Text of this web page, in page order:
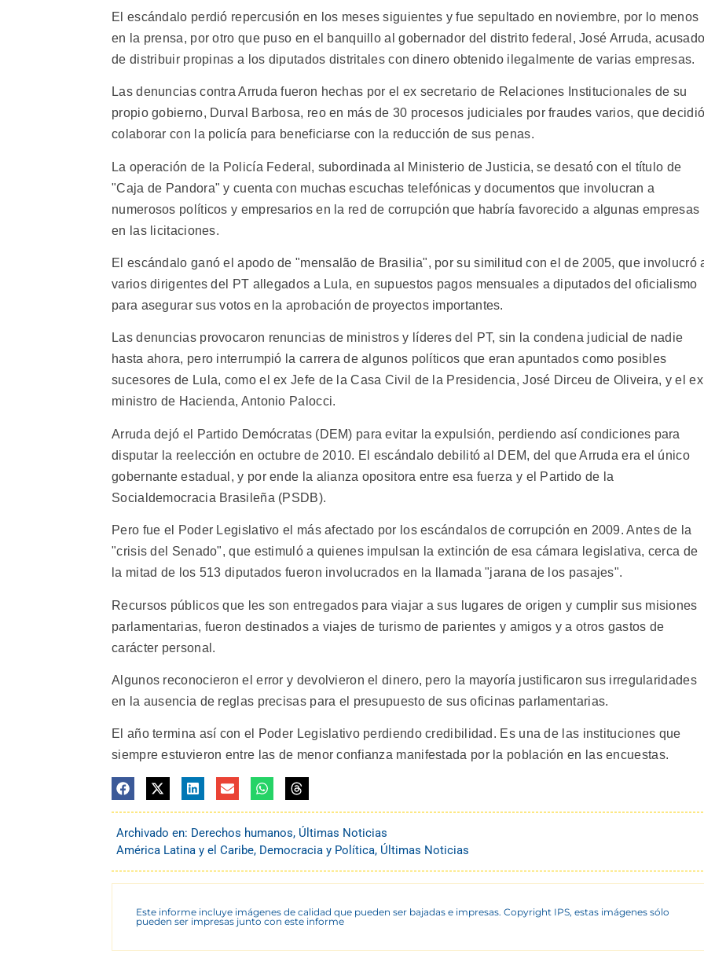
El escándalo perdió repercusión en los meses siguientes y fue sepultado en noviembre, por lo menos
en la prensa, por otro que puso en el banquillo al gobernador del distrito federal, José Arruda,
de distribuir propinas a los diputados distritales con dinero obtenido ilegalmente de varias empresas.
Las denuncias contra Arruda fueron hechas por el ex secretario de Relaciones Institucionales de su
propio gobierno, Durval Barbosa, reo en más de 30 procesos judiciales por fraudes varios, que
colaborar con la policía para beneficiarse con la reducción de sus penas.
La operación de la Policía Federal, subordinada al Ministerio de Justicia, se desató con el título de
"Caja de Pandora" y cuenta con muchas escuchas telefónicas y documentos que involucran a
numerosos políticos y empresarios en la red de corrupción que habría favorecido a algunas empresas
en las licitaciones.
El escándalo ganó el apodo de "mensalão de Brasilia", por su similitud con el de 2005, que involucró
varios dirigentes del PT allegados a Lula, en supuestos pagos mensuales a diputados del oficialismo
para asegurar sus votos en la aprobación de proyectos importantes.
Las denuncias provocaron renuncias de ministros y líderes del PT, sin la condena judicial de nadie
hasta ahora, pero interrumpió la carrera de algunos políticos que eran apuntados como posibles
sucesores de Lula, como el ex Jefe de la Casa Civil de la Presidencia, José Dirceu de Oliveira, y el ex
ministro de Hacienda, Antonio Palocci.
Arruda dejó el Partido Demócratas (DEM) para evitar la expulsión, perdiendo así condiciones para
disputar la reelección en octubre de 2010. El escándalo debilitó al DEM, del que Arruda era el único
gobernante estadual, y por ende la alianza opositora entre esa fuerza y el Partido de la
Socialdemocracia Brasileña (PSDB).
Pero fue el Poder Legislativo el más afectado por los escándalos de corrupción en 2009. Antes de la
"crisis del Senado", que estimuló a quienes impulsan la extinción de esa cámara legislativa, cerca de
la mitad de los 513 diputados fueron involucrados en la llamada "jarana de los pasajes".
Recursos públicos que les son entregados para viajar a sus lugares de origen y cumplir sus misiones
parlamentarias, fueron destinados a viajes de turismo de parientes y amigos y a otros gastos de
carácter personal.
Algunos reconocieron el error y devolvieron el dinero, pero la mayoría justificaron sus irregularidades
en la ausencia de reglas precisas para el presupuesto de sus oficinas parlamentarias.
El año termina así con el Poder Legislativo perdiendo credibilidad. Es una de las instituciones que
siempre estuvieron entre las de menor confianza manifestada por la población en las encuestas.
Archivado en: Derechos humanos, Últimas Noticias
América Latina y el Caribe, Democracia y Política, Últimas Noticias
Este informe incluye imágenes de calidad que pueden ser bajadas e impresas. Copyright IPS, estas imágenes sólo
pueden ser impresas junto con este informe